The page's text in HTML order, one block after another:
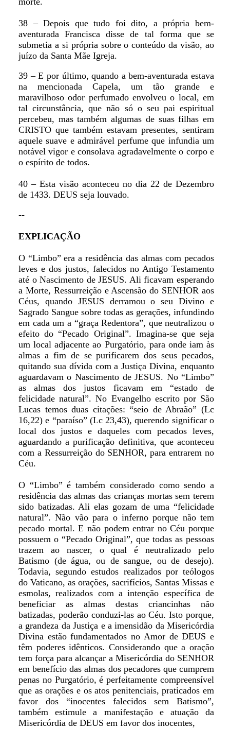
38 – Depois que tudo foi dito, a própria bem-
aventurada Francisca disse de tal forma que se
submetia a si própria sobre o conteúdo da visão, ao
juízo da Santa Mãe Igreja.
39 – E por último, quando a bem-aventurada estava
na mencionada Capela, um tão grande e
maravilhoso odor perfumado envolveu o local, em
tal circunstância, que não só o seu pai espiritual
percebeu, mas também algumas de suas filhas em
CRISTO que também estavam presentes, sentiram
aquele suave e admirável perfume que infundia um
notável vigor e consolava agradavelmente o corpo e
o espírito de todos.
40 – Esta visão aconteceu no dia 22 de Dezembro
de 1433. DEUS seja louvado.
--
EXPLICAÇÃO
O “Limbo” era a residência das almas com pecados
leves e dos justos, falecidos no Antigo Testamento
até o Nascimento de JESUS. Ali ficavam esperando
a Morte, Ressurreição e Ascensão do SENHOR aos
Céus, quando JESUS derramou o seu Divino e
Sagrado Sangue sobre todas as gerações, infundindo
em cada um a “graça Redentora”, que neutralizou o
efeito do “Pecado Original”. Imagina-se que seja
um local adjacente ao Purgatório, para onde iam às
almas a fim de se purificarem dos seus pecados,
quitando sua dívida com a Justiça Divina, enquanto
aguardavam o Nascimento de JESUS. No “Limbo”
as almas dos justos ficavam em “estado de
felicidade natural”. No Evangelho escrito por São
Lucas temos duas citações: “seio de Abraão” (Lc
16,22) e “paraíso” (Lc 23,43), querendo significar o
local dos justos e daqueles com pecados leves,
aguardando a purificação definitiva, que aconteceu
com a Ressurreição do SENHOR, para entrarem no
Céu.
O “Limbo” é também considerado como sendo a
residência das almas das crianças mortas sem terem
sido batizadas. Ali elas gozam de uma “felicidade
natural”. Não vão para o inferno porque não tem
pecado mortal. E não podem entrar no Céu porque
possuem o “Pecado Original”, que todas as pessoas
trazem ao nascer, o qual é neutralizado pelo
Batismo (de água, ou de sangue, ou de desejo).
Todavia, segundo estudos realizados por teólogos
do Vaticano, as orações, sacrifícios, Santas Missas e
esmolas, realizados com a intenção específica de
beneficiar as almas destas criancinhas não
batizadas, poderão conduzi-las ao Céu. Isto porque,
a grandeza da Justiça e a imensidão da Misericórdia
Divina estão fundamentados no Amor de DEUS e
têm poderes idênticos. Considerando que a oração
tem força para alcançar a Misericórdia do SENHOR
em benefício das almas dos pecadores que cumprem
penas no Purgatório, é perfeitamente compreensível
que as orações e os atos penitenciais, praticados em
favor dos “inocentes falecidos sem Batismo”,
também estimule a manifestação e atuação da
Misericórdia de DEUS em favor dos inocentes,